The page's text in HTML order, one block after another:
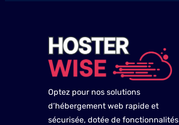
Optez pour nos solutions
d’hébergement web rapide et
sécurisée, dotée de fonctionnalités